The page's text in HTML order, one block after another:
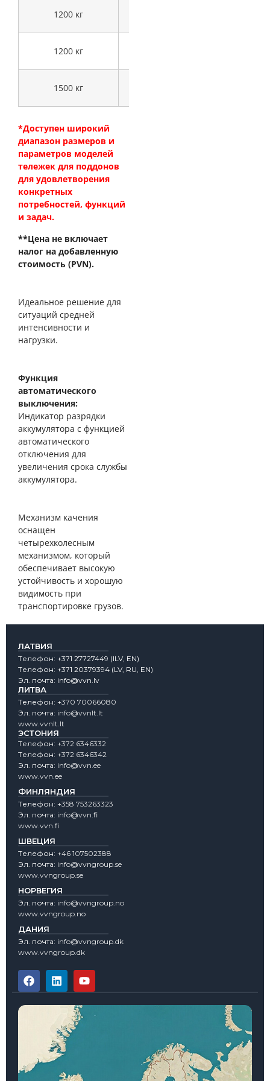
1200 кг
1200 кг
1500 кг
*Доступен широкий
диапазон размеров и
параметров моделей
тележек для поддонов
для удовлетворения
конкретных
потребностей, функций
и задач.
**Цена не включает
налог на добавленную
стоимость (PVN).
Идеальное решение для
ситуаций средней
интенсивности и
нагрузки.
Функция
автоматического
выключения:
Индикатор разрядки
аккумулятора с функцией
автоматического
отключения для
увеличения срока службы
аккумулятора.
Механизм качения
оснащен
четырехколесным
механизмом, который
обеспечивает высокую
устойчивость и хорошую
видимость при
транспортировке грузов.
ЛАТВИЯ
Tелефон: +371 27727449 (lLV, EN)
Tелефон: +371 20379394 (LV, RU, EN)
Эл. почта: info@vvn.lv
ЛИТВА
Tелефон: +370 70066080
Эл. почта: info@vvnlt.lt
www.vvnlt.lt
ЭСТОНИЯ
Tелефон: +372 6346332
Tелефон: +372 6346342
Эл. почта: info@vvn.ee
www.vvn.ee
ФИНЛЯНДИЯ
Tелефон: +358 753263323
Эл. почта: info@vvn.fi
www.vvn.fi
ШВЕЦИЯ
Tелефон: +46 107502388
Эл. почта: info@vvngroup.se
www.vvngroup.se
НОРВЕГИЯ
Эл. почта: info@vvngroup.no
www.vvngroup.no
ДАНИЯ
Эл. почта: info@vvngroup.dk
www.vvngroup.dk